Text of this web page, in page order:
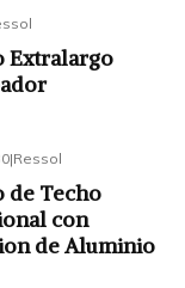
Extralargo
|Ressol
de Techo
con
de Aluminio